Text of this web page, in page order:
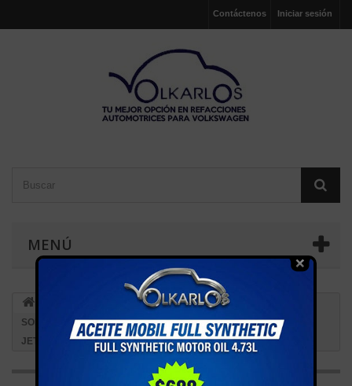
Iniciar sesión
Contáctenos
MENÚ
BASES Y SOPORTES DE MOTOR
SOPORTE MOTOR DELANTERO "PIRINOLA" AUTOMATICO GOLF
JETTA A2